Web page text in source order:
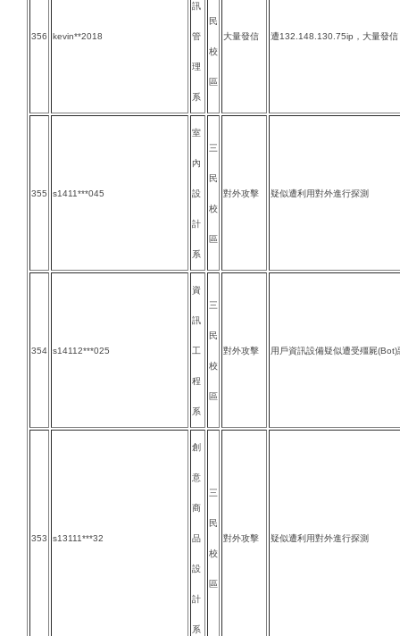
356 kevin**2018
訊
管
理
系
民
校
區
大量發信 遭132.148.130.75ip，大量發信
355 s1411***045
室
內
設
計
系
三
民
校
區
對外攻擊 疑似遭利用對外進行探測
354 s14112***025
資
訊
工
程
系
三
民
校
區
對外攻擊 用戶資訊設備疑似遭受殭屍(Bot)
353 s13111***32
創
意
商
品
設
計
系
三
民
校
區
對外攻擊 疑似遭利用對外進行探測